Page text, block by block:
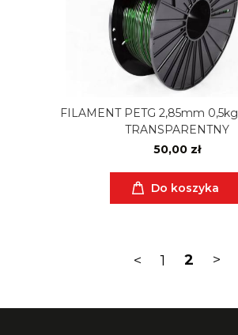
FILAMENT PETG 2,85mm
TRANSPARENTNY
50,00 zł
Do koszyka
< 1 2 >